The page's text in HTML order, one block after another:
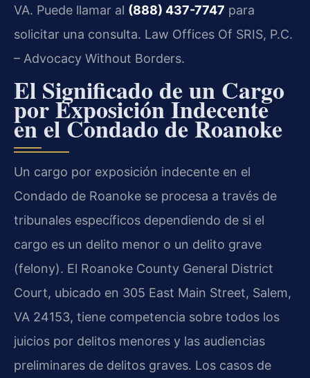
VA. Puede llamar al (888) 437-7747 para
solicitar una consulta. Law Offices Of SRIS, P.C.
– Advocacy Without Borders.
El Significado de un Cargo
por Exposición Indecente
en el Condado de Roanoke
Un cargo por exposición indecente en el
Condado de Roanoke se procesa a través de
tribunales específicos dependiendo de si el
cargo es un delito menor o un delito grave
(felony). El Roanoke County General District
Court, ubicado en 305 East Main Street, Salem,
VA 24153, tiene competencia sobre todos los
juicios por delitos menores y las audiencias
preliminares de delitos graves. Los casos de